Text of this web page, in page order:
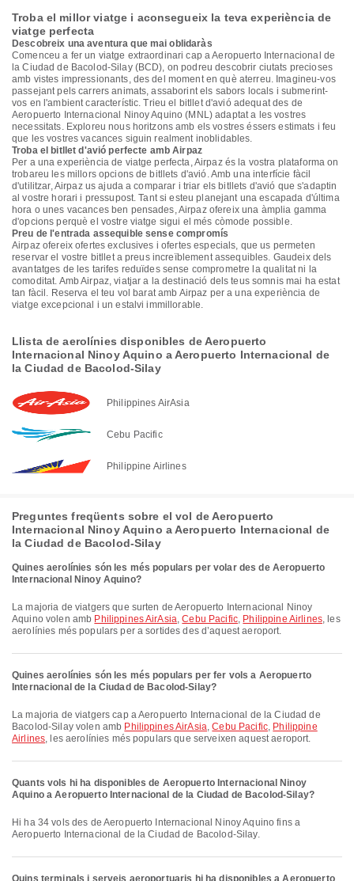
Troba el millor viatge i aconsegueix la teva experiència de
viatge perfecta
Descobreix una aventura que mai oblidaràs
Comenceu a fer un viatge extraordinari cap a Aeropuerto Internacional de
la Ciudad de Bacolod-Silay (BCD), on podreu descobrir ciutats precioses
amb vistes impressionants, des del moment en què aterreu. Imagineu-vos
passejant pels carrers animats, assaborint els sabors locals i submerint-
vos en l'ambient característic. Trieu el bitllet d'avió adequat des de
Aeropuerto Internacional Ninoy Aquino (MNL) adaptat a les vostres
necessitats. Exploreu nous horitzons amb els vostres éssers estimats i feu
que les vostres vacances siguin realment inoblidables.
Troba el bitllet d'avió perfecte amb Airpaz
Per a una experiència de viatge perfecta, Airpaz és la vostra plataforma on
trobareu les millors opcions de bitllets d'avió. Amb una interfície fàcil
d'utilitzar, Airpaz us ajuda a comparar i triar els bitllets d'avió que s'adaptin
al vostre horari i pressupost. Tant si esteu planejant una escapada d'última
hora o unes vacances ben pensades, Airpaz ofereix una àmplia gamma
d'opcions perquè el vostre viatge sigui el més còmode possible.
Preu de l'entrada assequible sense compromís
Airpaz ofereix ofertes exclusives i ofertes especials, que us permeten
reservar el vostre bitllet a preus increïblement assequibles. Gaudeix dels
avantatges de les tarifes reduïdes sense comprometre la qualitat ni la
comoditat. Amb Airpaz, viatjar a la destinació dels teus somnis mai ha estat
tan fàcil. Reserva el teu vol barat amb Airpaz per a una experiència de
viatge excepcional i un estalvi immillorable.
Llista de aerolínies disponibles de Aeropuerto
Internacional Ninoy Aquino a Aeropuerto Internacional de
la Ciudad de Bacolod-Silay
Philippines AirAsia
Cebu Pacific
Philippine Airlines
Preguntes freqüents sobre el vol de Aeropuerto
Internacional Ninoy Aquino a Aeropuerto Internacional de
la Ciudad de Bacolod-Silay
Quines aerolínies són les més populars per volar des de Aeropuerto
Internacional Ninoy Aquino?
La majoria de viatgers que surten de Aeropuerto Internacional Ninoy
Aquino volen amb Philippines AirAsia,Cebu Pacific, Philippine Airlines, les
aerolínies més populars per a sortides des d’aquest aeroport.
Quines aerolínies són les més populars per fer vols a Aeropuerto
Internacional de la Ciudad de Bacolod-Silay?
La majoria de viatgers cap a Aeropuerto Internacional de la Ciudad de
Bacolod-Silay volen amb Philippines AirAsia,Cebu Pacific, Philippine
Airlines, les aerolínies més populars que serveixen aquest aeroport.
Quants vols hi ha disponibles de Aeropuerto Internacional Ninoy
Aquino a Aeropuerto Internacional de la Ciudad de Bacolod-Silay?
Hi ha 34 vols des de Aeropuerto Internacional Ninoy Aquino fins a
Aeropuerto Internacional de la Ciudad de Bacolod-Silay.
Quins terminals i serveis aeroportuaris hi ha disponibles a Aeropuerto